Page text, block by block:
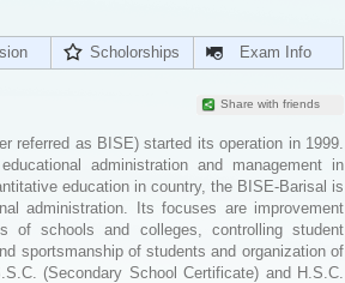
Scholorships Exam Info
Share with friends
referred as BISE) started its operation in 1999.
administration and management in
education in country, the BISE-Barisal is
administration. Its focuses are improvement
of schools and colleges, controlling student
sportsmanship of students and organization of
(Secondary School Certificate) and H.S.C.